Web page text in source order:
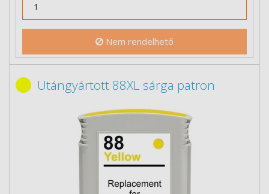
Nem rendelhető
Utángyártott 88XL sárga patron